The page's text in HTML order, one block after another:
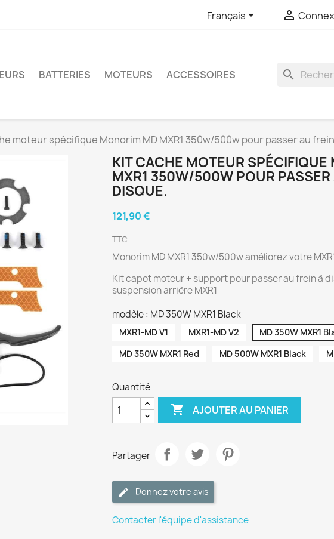
Français 
BATTERIES MOTEURS ACCESSOIRES search
moteur spécifique Monorim MD MXR1 350w/500w pour passer au
KIT CACHE MOTEUR SPÉCIFIQUE
MXR1 350W/500W POUR PASSER
DISQUE.
121,90 €
TTC
Monorim MD MXR1 350w/500w améliorez votre
Kit capot moteur + support pour passer au frein à
suspension arrière MXR1
modèle : MD 350W MXR1 Black
MXR1-MD V1 MXR1-MD V2
MD 350W MXR1
MD 350W MXR1 Red
MD 500W MXR1 Black
Quantité
 AJOUTER AU PANIER
Partager
Donnez votre avis
Contacter l'équipe d'assistance